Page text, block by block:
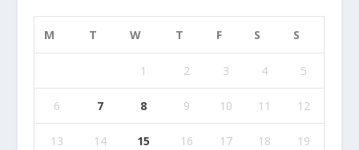
M T W T F S S
1 2 3 4 5
6 7 8 9 10 11 12
13 14 15 16 17 18 19